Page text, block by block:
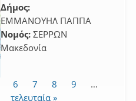
Δήμος:
ΕΜΜΑΝΟΥΗΛ ΠΑΠΠΑ
Νομός: ΣΕΡΡΩΝ
Μακεδονία
6 7 8 9
…
τελευταία »